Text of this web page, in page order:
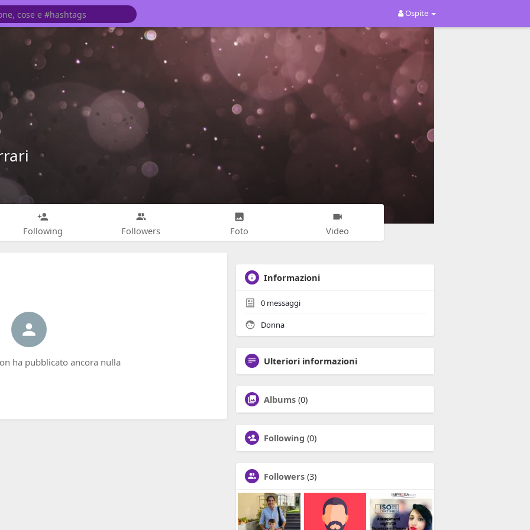
Ospite
Following Followers Foto Video
ha pubblicato ancora nulla
Informazioni
0 messaggi
Donna
Ulteriori informazioni
Albums (0)
Following (0)
Followers (3)